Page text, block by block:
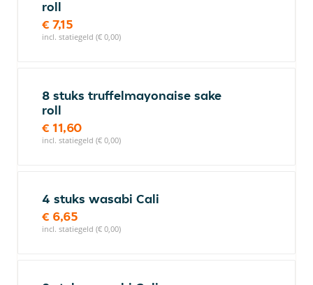
roll
€ 7,15
incl. statiegeld (€ 0,00)
8 stuks truffelmayonaise sake
roll
€ 11,60
incl. statiegeld (€ 0,00)
4 stuks wasabi Cali
€ 6,65
incl. statiegeld (€ 0,00)